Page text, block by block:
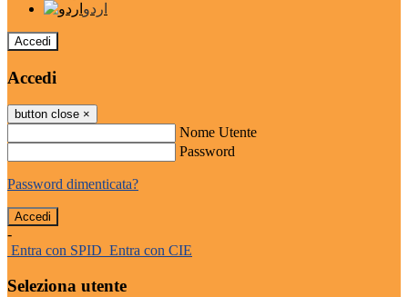
اردو
Accedi
Accedi
button close ×
Nome Utente
Password
Password dimenticata?
-
Entra con SPID Entra con CIE
Seleziona utente